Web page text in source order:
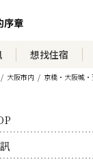
想找住宿
大阪市内 京橋・大阪城